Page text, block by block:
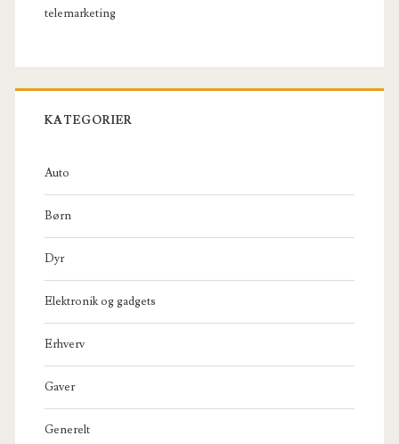
telemarketing
KATEGORIER
Auto
Børn
Dyr
Elektronik og gadgets
Erhverv
Gaver
Generelt